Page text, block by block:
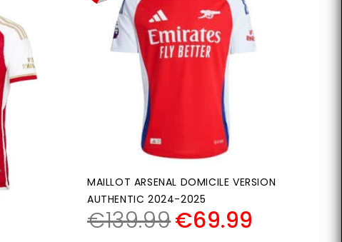
MAILLOT ARSENAL DOMICILE VERSION
AUTHENTIC 2024-2025
€139.99€69.99